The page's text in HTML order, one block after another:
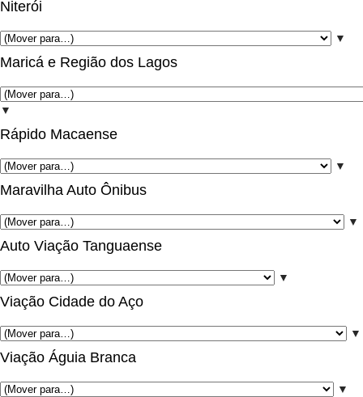
Niterói
▼
Maricá e Região dos Lagos
▼
Rápido Macaense
▼
Maravilha Auto Ônibus
▼
Auto Viação Tanguaense
▼
Viação Cidade do Aço
▼
Viação Águia Branca
▼